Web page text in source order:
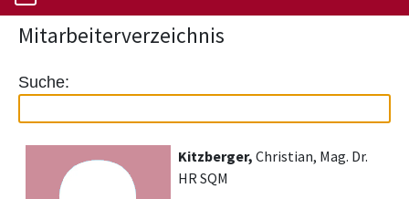
Mitarbeiterverzeichnis
Suche:
Kitzberger, Christian, Mag. Dr.
HR SQM